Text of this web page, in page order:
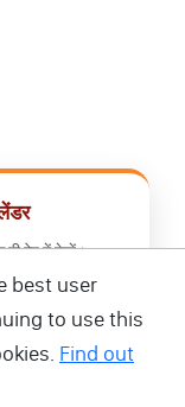
ही ऐप में देखें।
करें
best user
to use this
Find out